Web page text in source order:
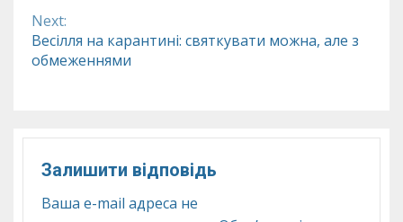
Reading
Next:
Весілля на карантині: святкувати можна, але з
обмеженнями
Залишити відповідь
Ваша e-mail адреса не